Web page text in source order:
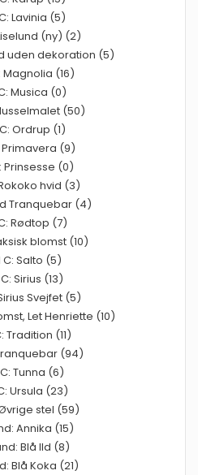
Lavinia (5)
(ny) (2)
uden dekoration (5)
Magnolia (16)
Musica (0)
(50)
Ordrup (1)
Primavera (9)
Prinsesse (0)
hvid (3)
Tranquebar (4)
Rødtop (7)
blomst (10)
C: Salto (5)
Sirius (13)
Svejfet (5)
Let Henriette (10)
Tradition (11)
(94)
Tunna (6)
Ursula (23)
stel (59)
Annika (15)
Blå Ild (8)
Blå Koka (21)